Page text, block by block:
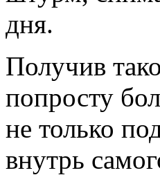
дня.
Получив
попросту
не только
внутрь